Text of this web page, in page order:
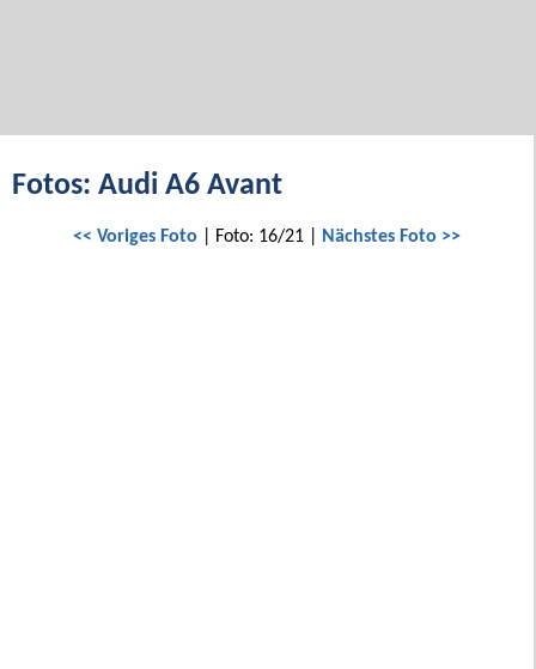
Fotos: Audi A6 Avant
<< Voriges Foto | Foto: 16/21 | Nächstes Foto >>